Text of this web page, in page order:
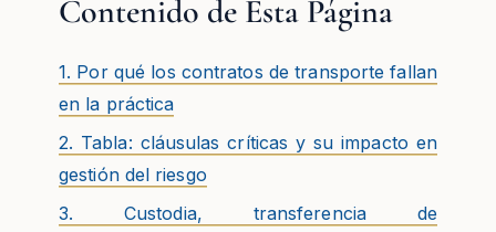
Contenido de Esta Página
1. Por qué los contratos de transporte fallan
en la práctica
2. Tabla: cláusulas críticas y su impacto en
gestión del riesgo
3. Custodia, transferencia de